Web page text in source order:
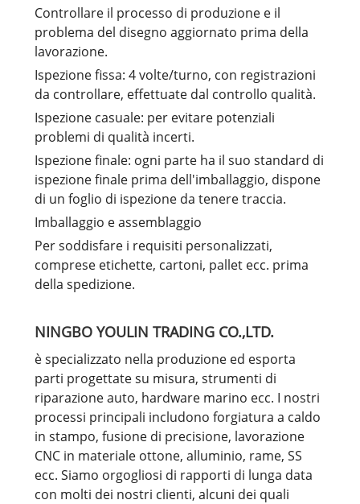
Controllare il processo di produzione e il
problema del disegno aggiornato prima della
lavorazione.
Ispezione fissa: 4 volte/turno, con registrazioni
da controllare, effettuate dal controllo qualità.
Ispezione casuale: per evitare potenziali
problemi di qualità incerti.
Ispezione finale: ogni parte ha il suo standard di
ispezione finale prima dell'imballaggio, dispone
di un foglio di ispezione da tenere traccia.
Imballaggio e assemblaggio
Per soddisfare i requisiti personalizzati,
comprese etichette, cartoni, pallet ecc. prima
della spedizione.
NINGBO YOULIN TRADING CO.,LTD.
è specializzato nella produzione ed esporta
parti progettate su misura, strumenti di
riparazione auto, hardware marino ecc. I nostri
processi principali includono forgiatura a caldo
in stampo, fusione di precisione, lavorazione
CNC in materiale ottone, alluminio, rame, SS
ecc. Siamo orgogliosi di rapporti di lunga data
con molti dei nostri clienti, alcuni dei quali